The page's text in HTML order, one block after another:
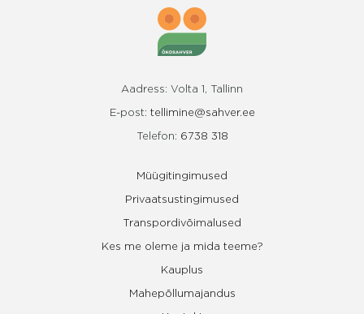
Aadress: Volta 1, Tallinn
E-post: tellimine@sahver.ee
Telefon: 6738 318
Müügitingimused
Privaatsustingimused
Transpordivõimalused
Kes me oleme ja mida teeme?
Kauplus
Mahepõllumajandus